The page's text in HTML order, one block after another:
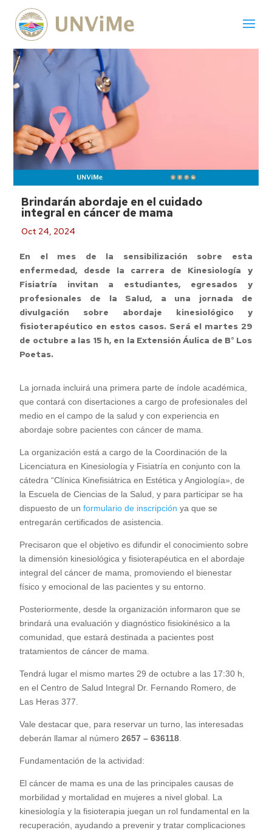
Brindarán abordaje en el cuidado
integral en cáncer de mama
Oct 24, 2024
En el mes de la sensibilización sobre esta
enfermedad, desde la carrera de Kinesiología y
Fisiatría invitan a estudiantes, egresados y
profesionales de la Salud, a una jornada de
divulgación sobre abordaje kinesiológico y
fisioterapéutico en estos casos. Será el martes 29
de octubre a las 15 h, en la Extensión Áulica de B° Los
Poetas.
La jornada incluirá una primera parte de índole académica,
que contará con disertaciones a cargo de profesionales del
medio en el campo de la salud y con experiencia en
abordaje sobre pacientes con cáncer de mama.
La organización está a cargo de la Coordinación de la
Licenciatura en Kinesiología y Fisiatría en conjunto con la
cátedra “Clínica Kinefisiátrica en Estética y Angiología», de
la Escuela de Ciencias de la Salud, y para participar se ha
dispuesto de unformulario de inscripción ya que se
entregarán certificados de asistencia.
Precisaron que el objetivo es difundir el conocimiento sobre
la dimensión kinesiológica y fisioterapéutica en el abordaje
integral del cáncer de mama, promoviendo el bienestar
físico y emocional de las pacientes y su entorno.
Posteriormente, desde la organización informaron que se
brindará una evaluación y diagnóstico fisiokinésico a la
comunidad, que estará destinada a pacientes post
tratamientos de cáncer de mama.
Tendrá lugar el mismo martes 29 de octubre a las 17:30 h,
en el Centro de Salud Integral Dr. Fernando Romero, de
Las Heras 377.
Vale destacar que, para reservar un turno, las interesadas
deberán llamar al número2657 – 636118
Fundamentación de la actividad:
El cáncer de mama es una de las principales causas de
morbilidad y mortalidad en mujeres a nivel global. La
kinesiología y la fisioterapia juegan un rol fundamental en la
recuperación, ayudando a prevenir y tratar complicaciones